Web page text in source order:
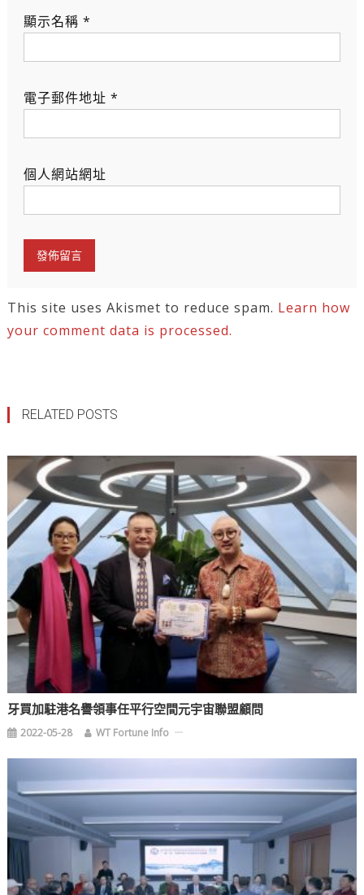
顯示名稱 *
電子郵件地址 *
個人網站網址
This site uses Akismet to reduce spam. Learn how
your comment data is processed.
RELATED POSTS
牙買加駐港名譽領事任平行空間元宇宙聯盟顧問
2022-05-28 WT Fortune Info